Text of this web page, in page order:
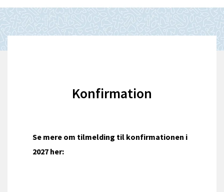
Konfirmation
Se mere om tilmelding til konfirmationen i
2027 her: